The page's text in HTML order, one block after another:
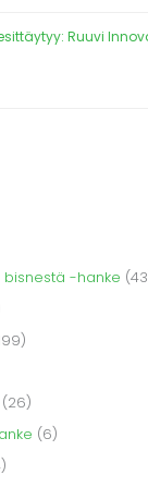
Ruuvi
-hanke
(26)
(6)